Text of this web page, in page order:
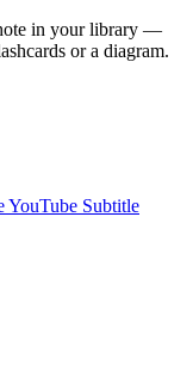
in your library —
or a diagram.
YouTube Subtitle